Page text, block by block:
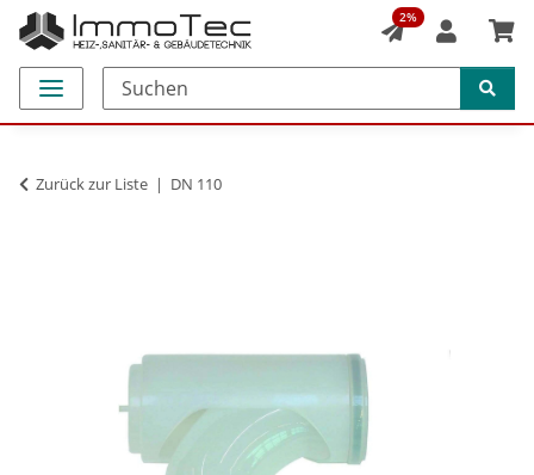
2%
Zurück zur Liste DN 110